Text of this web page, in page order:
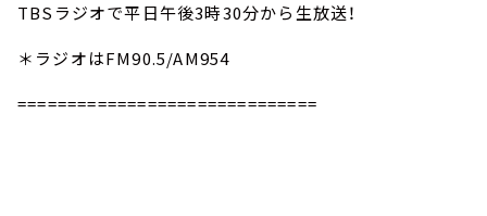
TBSラジオで平日午後3時30分から生放送！
＊ラジオはFM90.5/AM954
==============================